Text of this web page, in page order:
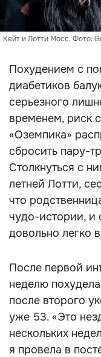
Кейт и Лотти Мосс. Фото:
Похудением с
диабетиков
серьезного
временем, риск
«Оземпика»
сбросить пару-
Столкнуться с
летней Лотти,
что
чудо-истории, и
довольно легко
После первой
неделю
после второго
уже 53. «Это
нескольких
я провела в